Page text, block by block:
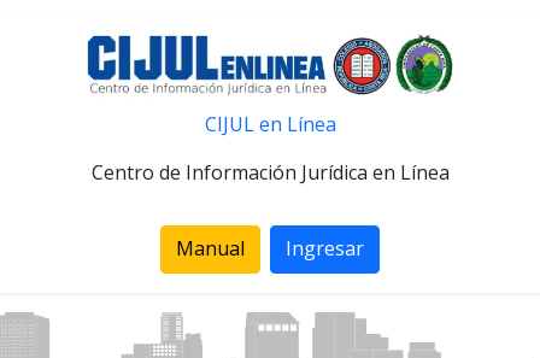
CIJUL en Línea
Centro de Información Jurídica en Línea
Manual Ingresar